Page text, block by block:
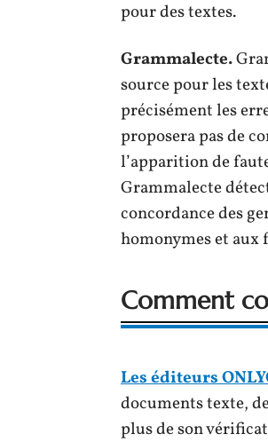
pour des textes.
Grammalecte.
source pour les
précisément les
proposera pas de
l’apparition de
Grammalecte
concordance des
homonymes et aux
Comment
Les éditeurs
documents texte,
plus de son